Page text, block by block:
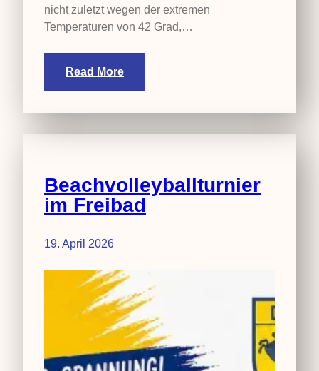
nicht zuletzt wegen der extremen
Temperaturen von 42 Grad,…
Read More
Beachvolleyballturnier
im Freibad
19. April 2026